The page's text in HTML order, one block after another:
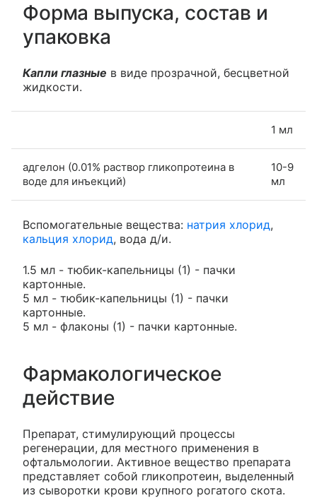
Форма выпуска, состав и
упаковка
Капли глазные в виде прозрачной, бесцветной
жидкости.
1 мл
адгелон (0.01% раствор гликопротеина в
воде для инъекций)
10-9
мл
Вспомогательные вещества: натрия хлорид,
кальция хлорид, вода д/и.
1.5 мл - тюбик-капельницы (1) - пачки
картонные.
5 мл - тюбик-капельницы (1) - пачки
картонные.
5 мл - флаконы (1) - пачки картонные.
Фармакологическое
действие
Препарат, стимулирующий процессы
регенерации, для местного применения в
офтальмологии. Активное вещество препарата
представляет собой гликопротеин, выделенный
из сыворотки крови крупного рогатого скота.